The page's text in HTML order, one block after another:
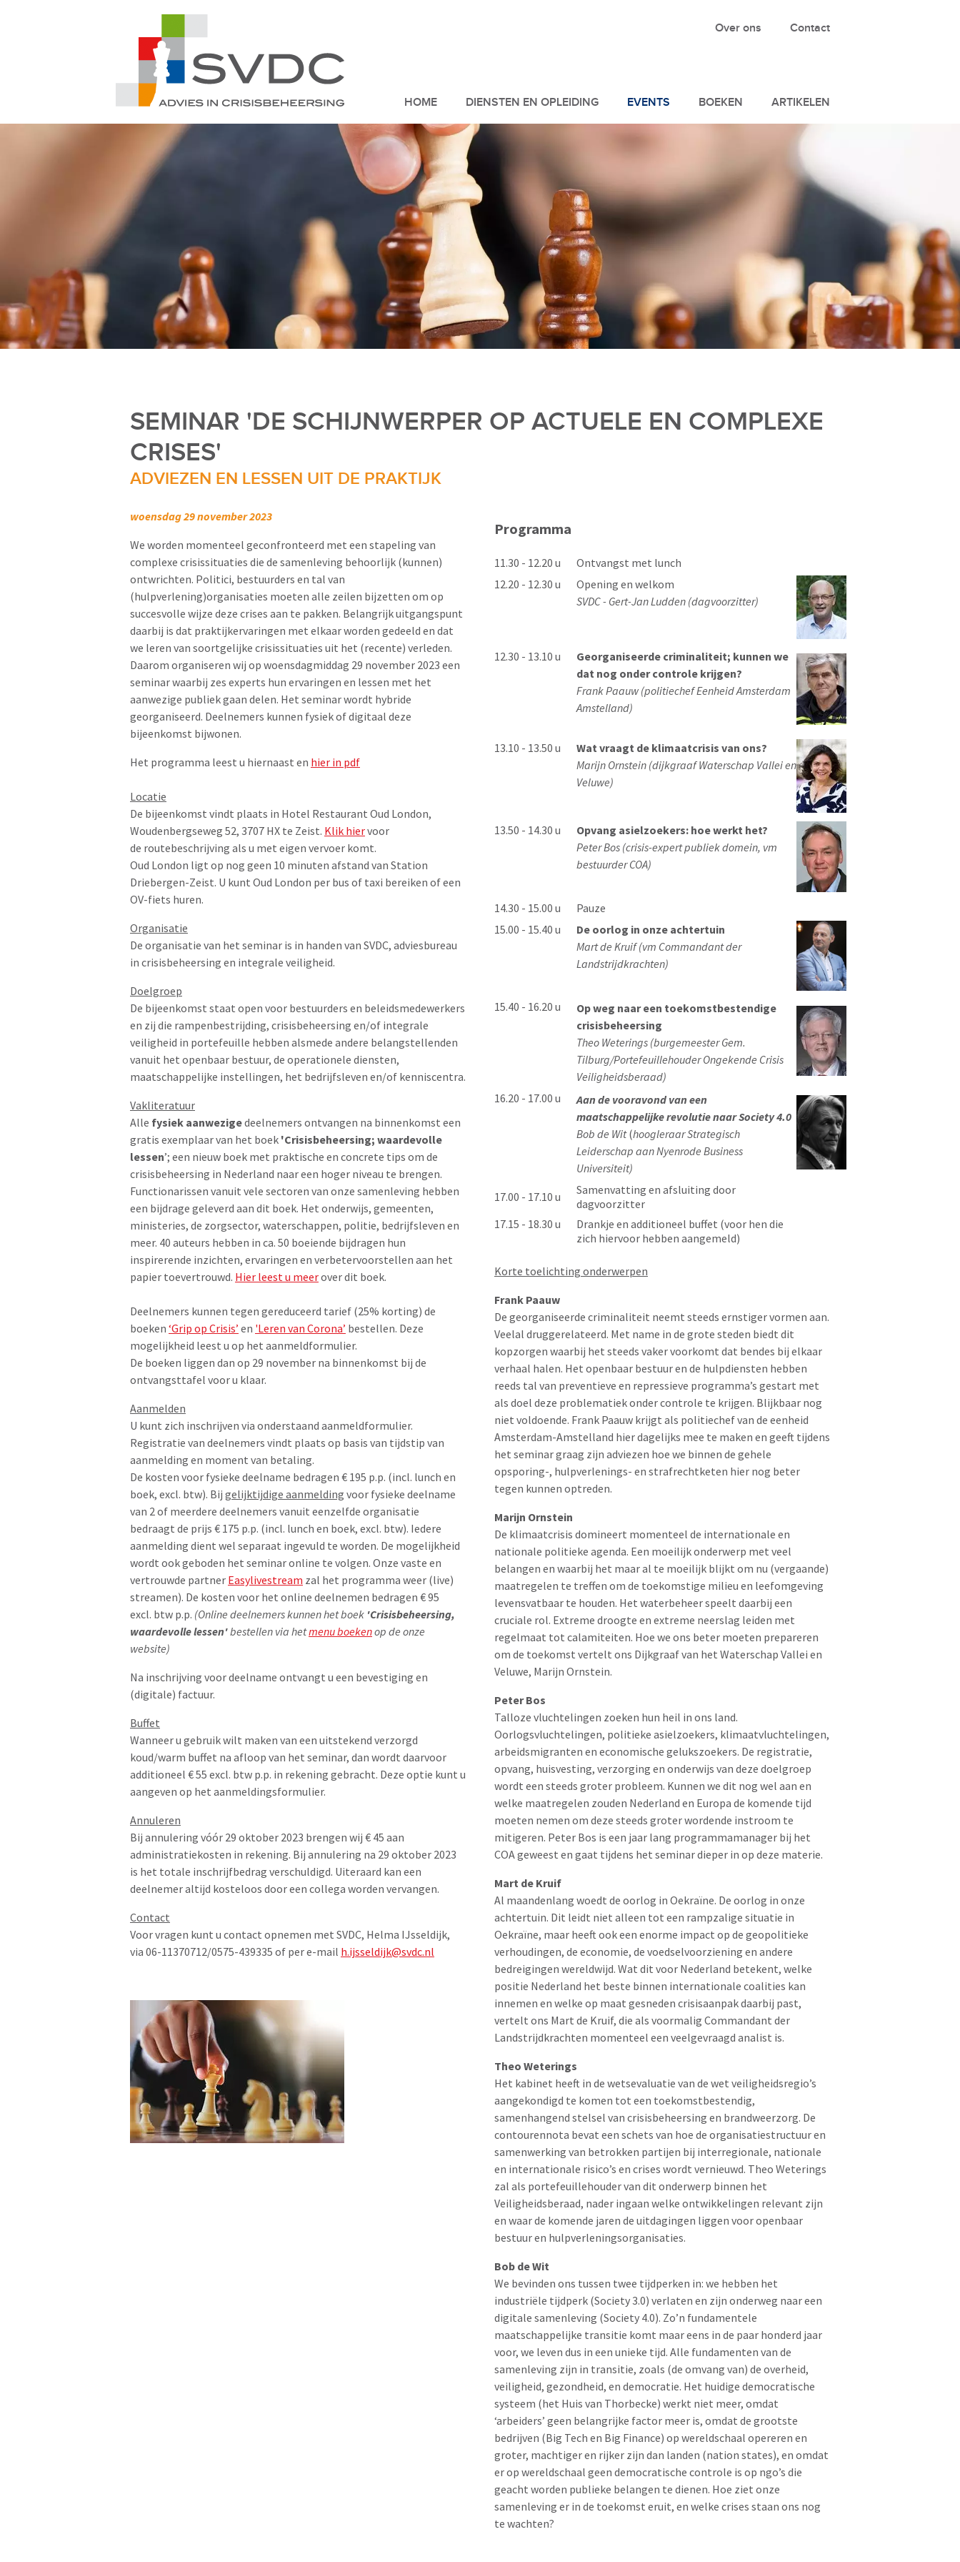
Over ons Contact
HOME DIENSTEN EN OPLEIDING EVENTS BOEKEN ARTIKELEN
SEMINAR 'DE SCHIJNWERPER OP ACTUELE EN COMPLEXE
CRISES'
ADVIEZEN EN LESSEN UIT DE PRAKTIJK
woensdag 29 november 2023
We worden momenteel geconfronteerd met een stapeling van
complexe crisissituaties die de samenleving behoorlijk (kunnen)
ontwrichten. Politici, bestuurders en tal van
(hulpverlening)organisaties moeten alle zeilen bijzetten om op
succesvolle wijze deze crises aan te pakken. Belangrijk uitgangspunt
daarbij is dat praktijkervaringen met elkaar worden gedeeld en dat
we leren van soortgelijke crisissituaties uit het (recente) verleden.
Daarom organiseren wij op woensdagmiddag 29 november 2023 een
seminar waarbij zes experts hun ervaringen en lessen met het
aanwezige publiek gaan delen. Het seminar wordt hybride
georganiseerd. Deelnemers kunnen fysiek of digitaal deze
bijeenkomst bijwonen.
Het programma leest u hiernaast en hier in pdf
Locatie
De bijeenkomst vindt plaats in Hotel Restaurant Oud London,
Woudenbergseweg 52, 3707 HX te Zeist. Klik hiervoor
de routebeschrijving als u met eigen vervoer komt.
Oud London ligt op nog geen 10 minuten afstand van Station
Driebergen-Zeist. U kunt Oud London per bus of taxi bereiken of een
OV-fiets huren.
Organisatie
De organisatie van het seminar is in handen van SVDC, adviesbureau
in crisisbeheersing en integrale veiligheid.
Doelgroep
De bijeenkomst staat open voor bestuurders en beleidsmedewerkers
en zij die rampenbestrijding, crisisbeheersing en/of integrale
veiligheid in portefeuille hebben alsmede andere belangstellenden
vanuit het openbaar bestuur, de operationele diensten,
maatschappelijke instellingen, het bedrijfsleven en/of kenniscentra.
Vakliteratuur
Alle fysiek aanwezigedeelnemers ontvangen na binnenkomst een
gratis exemplaar van het boek 'Crisisbeheersing; waardevolle
lessen’; een nieuw boek met praktische en concrete tips om de
crisisbeheersing in Nederland naar een hoger niveau te brengen.
Functionarissen vanuit vele sectoren van onze samenleving hebben
een bijdrage geleverd aan dit boek. Het onderwijs, gemeenten,
ministeries, de zorgsector, waterschappen, politie, bedrijfsleven en
meer. 40 auteurs hebben in ca. 50 boeiende bijdragen hun
inspirerende inzichten, ervaringen en verbetervoorstellen aan het
papier toevertrouwd. Hier leest u meerover dit boek.
Deelnemers kunnen tegen gereduceerd tarief (25% korting) de
boeken ‘Grip op Crisis’ en 'Leren van Corona’ bestellen. Deze
mogelijkheid leest u op het aanmeldformulier.
De boeken liggen dan op 29 november na binnenkomst bij de
ontvangsttafel voor u klaar.
Aanmelden
U kunt zich inschrijven via onderstaand aanmeldformulier.
Registratie van deelnemers vindt plaats op basis van tijdstip van
aanmelding en moment van betaling.
De kosten voor fysieke deelname bedragen € 195 p.p. (incl. lunch en
boek, excl. btw). Bij gelijktijdige aanmelding voor fysieke deelname
van 2 of meerdere deelnemers vanuit eenzelfde organisatie
bedraagt de prijs € 175 p.p. (incl. lunch en boek, excl. btw). Iedere
aanmelding dient wel separaat ingevuld te worden. De mogelijkheid
wordt ook geboden het seminar online te volgen. Onze vaste en
vertrouwde partner Easylivestream zal het programma weer (live)
streamen). De kosten voor het online deelnemen bedragen € 95
excl. btw p.p. (Online deelnemers kunnen het boek 'Crisisbeheersing,
waardevolle lessen'bestellen via hetmenu boekenop de onze
website)
Na inschrijving voor deelname ontvangt u een bevestiging en
(digitale) factuur.
Buffet
Wanneer u gebruik wilt maken van een uitstekend verzorgd
koud/warm buffet na afloop van het seminar, dan wordt daarvoor
additioneel € 55 excl. btw p.p. in rekening gebracht. Deze optie kunt u
aangeven op het aanmeldingsformulier.
Annuleren
Bij annulering vóór 29 oktober 2023 brengen wij € 45 aan
administratiekosten in rekening. Bij annulering na 29 oktober 2023
is het totale inschrijfbedrag verschuldigd. Uiteraard kan een
deelnemer altijd kosteloos door een collega worden vervangen.
Contact
Voor vragen kunt u contact opnemen met SVDC, Helma IJsseldijk,
via 06-11370712/0575-439335 of per e-mail h.ijsseldijk@svdc.nl
Programma
11.30 - 12.20 u
Ontvangst met lunch
12.20 - 12.30 u
Opening en welkom
SVDC - Gert-Jan Ludden (dagvoorzitter)
12.30 - 13.10 u
Georganiseerde criminaliteit; kunnen we
dat nog onder controle krijgen?
Frank Paauw (politiechef Eenheid Amsterdam
Amstelland)
13.10 - 13.50 u
Wat vraagt de klimaatcrisis van ons?
Marijn Ornstein (dijkgraaf Waterschap Vallei en
Veluwe)
13.50 - 14.30 u
Opvang asielzoekers: hoe werkt het?
Peter Bos (crisis-expert publiek domein, vm
bestuurder COA)
14.30 - 15.00 u
Pauze
15.00 - 15.40 u
De oorlog in onze achtertuin
Mart de Kruif (vm Commandant der
Landstrijdkrachten)
15.40 - 16.20 u
Op weg naar een toekomstbestendige
crisisbeheersing
Theo Weterings (burgemeester Gem.
Tilburg/Portefeuillehouder Ongekende Crisis
Veiligheidsberaad)
16.20 - 17.00 u
Aan de vooravond van een
maatschappelijke revolutie naar Society 4.0
Bob de Wit(hoogleraar Strategisch
Leiderschap aan Nyenrode Business
Universiteit)
17.00 - 17.10 u
Samenvatting en afsluiting door
dagvoorzitter
17.15 - 18.30 u
Drankje en additioneel buffet (voor hen die
zich hiervoor hebben aangemeld)
Korte toelichting onderwerpen
Frank Paauw
De georganiseerde criminaliteit neemt steeds ernstiger vormen aan.
Veelal druggerelateerd. Met name in de grote steden biedt dit
kopzorgen waarbij het steeds vaker voorkomt dat bendes bij elkaar
verhaal halen. Het openbaar bestuur en de hulpdiensten hebben
reeds tal van preventieve en repressieve programma’s gestart met
als doel deze problematiek onder controle te krijgen. Blijkbaar nog
niet voldoende. Frank Paauw krijgt als politiechef van de eenheid
Amsterdam-Amstelland hier dagelijks mee te maken en geeft tijdens
het seminar graag zijn adviezen hoe we binnen de gehele
opsporing-, hulpverlenings- en strafrechtketen hier nog beter
tegen kunnen optreden.
Marijn Ornstein
De klimaatcrisis domineert momenteel de internationale en
nationale politieke agenda. Een moeilijk onderwerp met veel
belangen en waarbij het maar al te moeilijk blijkt om nu (vergaande)
maatregelen te treffen om de toekomstige milieu en leefomgeving
levensvatbaar te houden. Het waterbeheer speelt daarbij een
cruciale rol. Extreme droogte en extreme neerslag leiden met
regelmaat tot calamiteiten. Hoe we ons beter moeten prepareren
om de toekomst vertelt ons Dijkgraaf van het Waterschap Vallei en
Veluwe, Marijn Ornstein.
Peter Bos
Talloze vluchtelingen zoeken hun heil in ons land.
Oorlogsvluchtelingen, politieke asielzoekers, klimaatvluchtelingen,
arbeidsmigranten en economische gelukszoekers. De registratie,
opvang, huisvesting, verzorging en onderwijs van deze doelgroep
wordt een steeds groter probleem. Kunnen we dit nog wel aan en
welke maatregelen zouden Nederland en Europa de komende tijd
moeten nemen om deze steeds groter wordende instroom te
mitigeren. Peter Bos is een jaar lang programmamanager bij het
COA geweest en gaat tijdens het seminar dieper in op deze materie.
Mart de Kruif
Al maandenlang woedt de oorlog in Oekraïne. De oorlog in onze
achtertuin. Dit leidt niet alleen tot een rampzalige situatie in
Oekraïne, maar heeft ook een enorme impact op de geopolitieke
verhoudingen, de economie, de voedselvoorziening en andere
bedreigingen wereldwijd. Wat dit voor Nederland betekent, welke
positie Nederland het beste binnen internationale coalities kan
innemen en welke op maat gesneden crisisaanpak daarbij past,
vertelt ons Mart de Kruif, die als voormalig Commandant der
Landstrijdkrachten momenteel een veelgevraagd analist is.
Theo Weterings
Het kabinet heeft in de wetsevaluatie van de wet veiligheidsregio’s
aangekondigd te komen tot een toekomstbestendig,
samenhangend stelsel van crisisbeheersing en brandweerzorg. De
contourennota bevat een schets van hoe de organisatiestructuur en
samenwerking van betrokken partijen bij interregionale, nationale
en internationale risico’s en crises wordt vernieuwd. Theo Weterings
zal als portefeuillehouder van dit onderwerp binnen het
Veiligheidsberaad, nader ingaan welke ontwikkelingen relevant zijn
en waar de komende jaren de uitdagingen liggen voor openbaar
bestuur en hulpverleningsorganisaties.
Bob de Wit
We bevinden ons tussen twee tijdperken in: we hebben het
industriële tijdperk (Society 3.0) verlaten en zijn onderweg naar een
digitale samenleving (Society 4.0). Zo’n fundamentele
maatschappelijke transitie komt maar eens in de paar honderd jaar
voor, we leven dus in een unieke tijd. Alle fundamenten van de
samenleving zijn in transitie, zoals (de omvang van) de overheid,
veiligheid, gezondheid, en democratie. Het huidige democratische
systeem (het Huis van Thorbecke) werkt niet meer, omdat
‘arbeiders’ geen belangrijke factor meer is, omdat de grootste
bedrijven (Big Tech en Big Finance) op wereldschaal opereren en
groter, machtiger en rijker zijn dan landen (nation states), en omdat
er op wereldschaal geen democratische controle is op ngo’s die
geacht worden publieke belangen te dienen. Hoe ziet onze
samenleving er in de toekomst eruit, en welke crises staan ons nog
te wachten?